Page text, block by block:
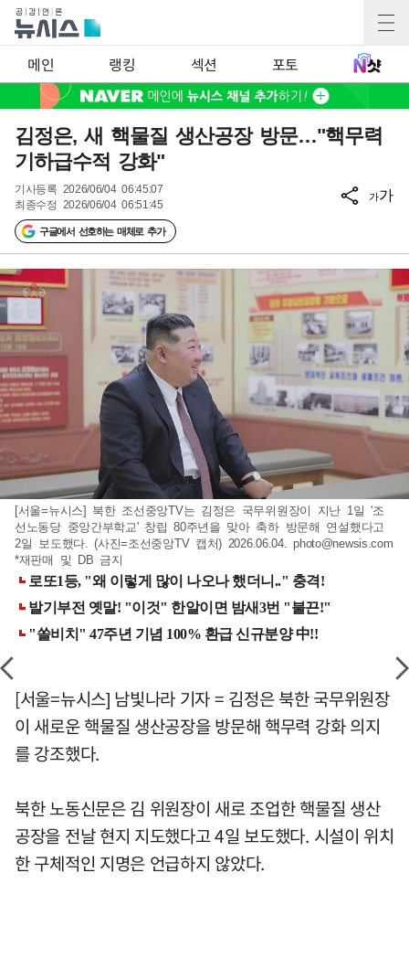
메인 랭킹 섹션 포토
김정은, 새 핵물질 생산공장 방문…"핵무력
기하급수적 강화"
기사등록 2026/06/04 06:45:07
최종수정 2026/06/04 06:51:45
구글에서 선호하는 매체로 추가
가가
[서울=뉴시스] 북한 조선중앙TV는 김정은 국무위원장이 지난 1일 '조
선노동당 중앙간부학교' 창립 80주년을 맞아 축하 방문해 연설했다고
2일 보도했다. (사진=조선중앙TV 캡처) 2026.06.04.photo@newsis.com
*재판매 및 DB 금지
[서울=뉴시스] 남빛나라 기자 = 김정은 북한 국무위원장
이 새로운 핵물질 생산공장을 방문해 핵무력 강화 의지
를 강조했다.
북한 노동신문은 김 위원장이 새로 조업한 핵물질 생산
공장을 전날 현지 지도했다고 4일 보도했다. 시설이 위치
한 구체적인 지명은 언급하지 않았다.